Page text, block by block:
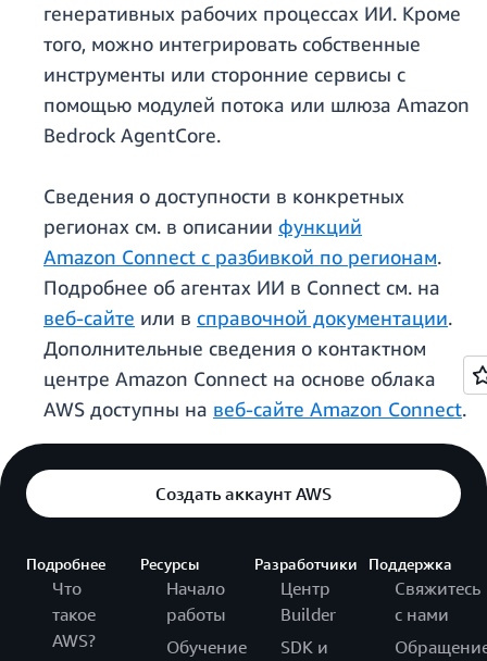
генеративных рабочих процессах ИИ. Кроме
того, можно интегрировать собственные
инструменты или сторонние сервисы с
помощью модулей потока или шлюза Amazon
Bedrock AgentCore.
Сведения о доступности в конкретных
регионах см. в описании функций
Amazon Connect с разбивкой по регионам.
Подробнее об агентах ИИ в Connect см. на
веб-сайте или в справочной документации.
Дополнительные сведения о контактном
центре Amazon Connect на основе облака
AWS доступны на веб-сайте Amazon Connect.
Создать аккаунт AWS
Подробнее
Что
такое
AWS?
Ресурсы
Начало
работы
Обучение
Разработчики
Центр
Builder
SDK и
Поддержка
Свяжитесь
с нами